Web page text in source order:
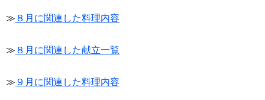
≫ ８月に関連した料理内容
≫ ８月に関連した献立一覧
≫ ９月に関連した料理内容